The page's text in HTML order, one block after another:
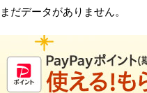
まだデータがありません。